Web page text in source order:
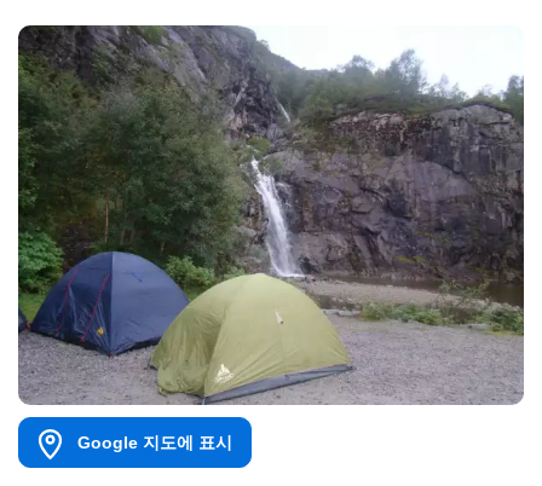
Google 지도에 표시